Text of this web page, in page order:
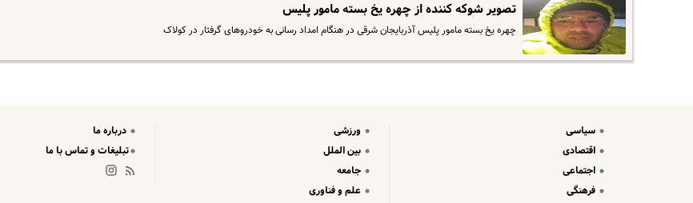
تصویر شوکه کننده از چهره یخ بسته مامور پلیس
چهره یخ بسته مامور پلیس آذربایجان شرقی در هنگام امداد رسانی به خودروهای گرفتار در کولاک
سیاسی
اقتصادی
اجتماعی
فرهنگی
ورزشی
بین الملل
جامعه
علم و فناوری
درباره ما
تبلیغات و تماس با ما